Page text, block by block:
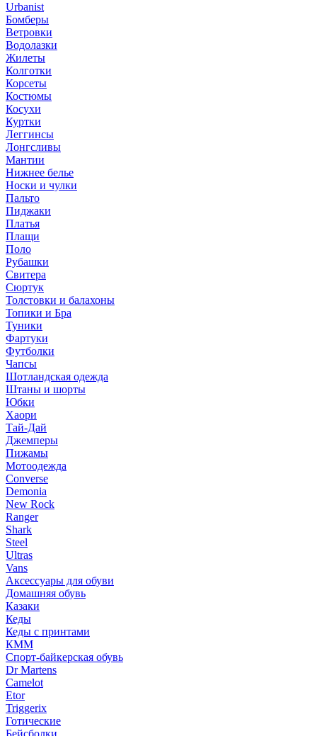
Urbanist
Бомберы
Ветровки
Водолазки
Жилеты
Колготки
Корсеты
Костюмы
Косухи
Куртки
Леггинсы
Лонгсливы
Мантии
Нижнее белье
Носки и чулки
Пальто
Пиджаки
Платья
Плащи
Поло
Рубашки
Свитера
Сюртук
Толстовки и балахоны
Топики и Бра
Туники
Фартуки
Футболки
Чапсы
Шотландская одежда
Штаны и шорты
Юбки
Хаори
Тай-Дай
Джемперы
Пижамы
Мотоодежда
Converse
Demonia
New Rock
Ranger
Shark
Steel
Ultras
Vans
Аксессуары для обуви
Домашняя обувь
Казаки
Кеды
Кеды с принтами
КММ
Спорт-байкерская обувь
Dr Martens
Camelot
Etor
Triggerix
Готические
Бейсболки